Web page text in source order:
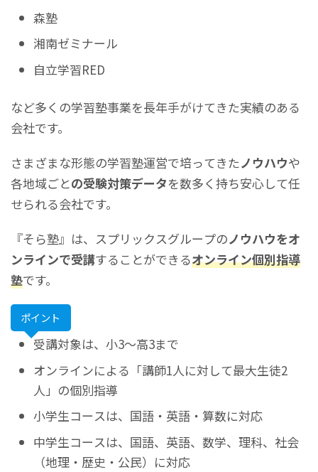
森塾
湘南ゼミナール
自立学習RED
など多くの学習塾事業を長年手がけてきた実績のある
会社です。
さまざまな形態の学習塾運営で培ってきたノウハウや
各地域ごとの受験対策データを数多く持ち安心して任
せられる会社です。
『そら塾』は、スプリックスグループのノウハウをオ
ンラインで受講することができるオンライン個別指導
塾です。
ポイント
受講対象は、小3～高3まで
オンラインによる「講師1人に対して最大生徒2
人」の個別指導
小学生コースは、国語・英語・算数に対応
中学生コースは、国語、英語、数学、理科、社会
（地理・歴史・公民）に対応